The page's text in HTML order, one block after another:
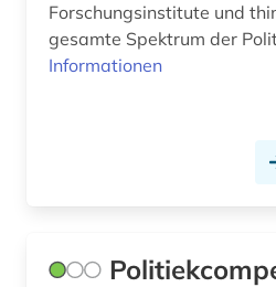
mongolen (1)
musikwissenschaft (1)
nachhaltigkeit (1)
Forschungsinstitute und
gesamte Spektrum der
Informationen